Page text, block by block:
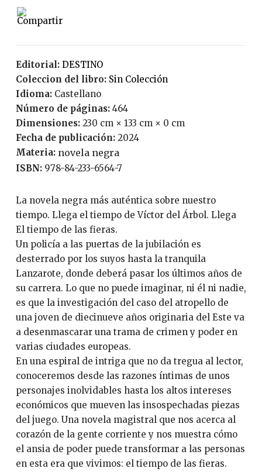
Editorial:
DESTINO
Coleccion del libro:
Sin Colección
Idioma:
Castellano
Número de páginas:
464
Dimensiones: 230 cm × 133 cm × 0 cm
Fecha de publicación:
2024
Materia: novela negra
ISBN: 978-84-233-6564-7
La novela negra más auténtica sobre nuestro
tiempo. Llega el tiempo de Víctor del Árbol. Llega
El tiempo de las fieras.
Un policía a las puertas de la jubilación es
desterrado por los suyos hasta la tranquila
Lanzarote, donde deberá pasar los últimos años de
su carrera. Lo que no puede imaginar, ni él ni nadie,
es que la investigación del caso del atropello de
una joven de diecinueve años originaria del Este va
a desenmascarar una trama de crimen y poder en
varias ciudades europeas.
En una espiral de intriga que no da tregua al lector,
conoceremos desde las razones íntimas de unos
personajes inolvidables hasta los altos intereses
económicos que mueven las insospechadas piezas
del juego. Una novela magistral que nos acerca al
corazón de la gente corriente y nos muestra cómo
el ansia de poder puede transformar a las personas
en esta era que vivimos: el tiempo de las fieras.